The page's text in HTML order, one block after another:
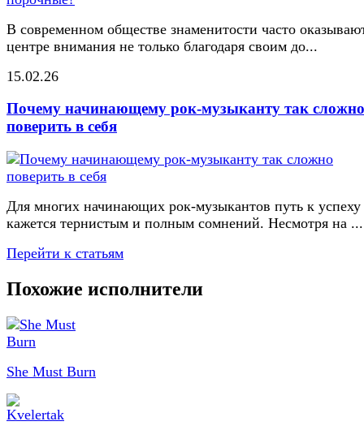
В современном обществе знаменитости часто
центре внимания не только благодаря своим до...
15.02.26
Почему начинающему рок-музыканту так сложно
поверить в себя
Для многих начинающих рок-музыкантов путь к успеху
кажется тернистым и полным сомнений. Несмотря на ...
Перейти к статьям
Похожие исполнители
She Must Burn